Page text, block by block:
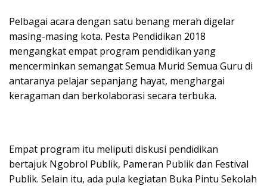
Pelbagai acara dengan satu benang merah digelar
masing-masing kota. Pesta Pendidikan 2018
mengangkat empat program pendidikan yang
mencerminkan semangat Semua Murid Semua Guru di
antaranya pelajar sepanjang hayat, menghargai
keragaman dan berkolaborasi secara terbuka.
Empat program itu meliputi diskusi pendidikan
bertajuk Ngobrol Publik, Pameran Publik dan Festival
Publik. Selain itu, ada pula kegiatan Buka Pintu Sekolah